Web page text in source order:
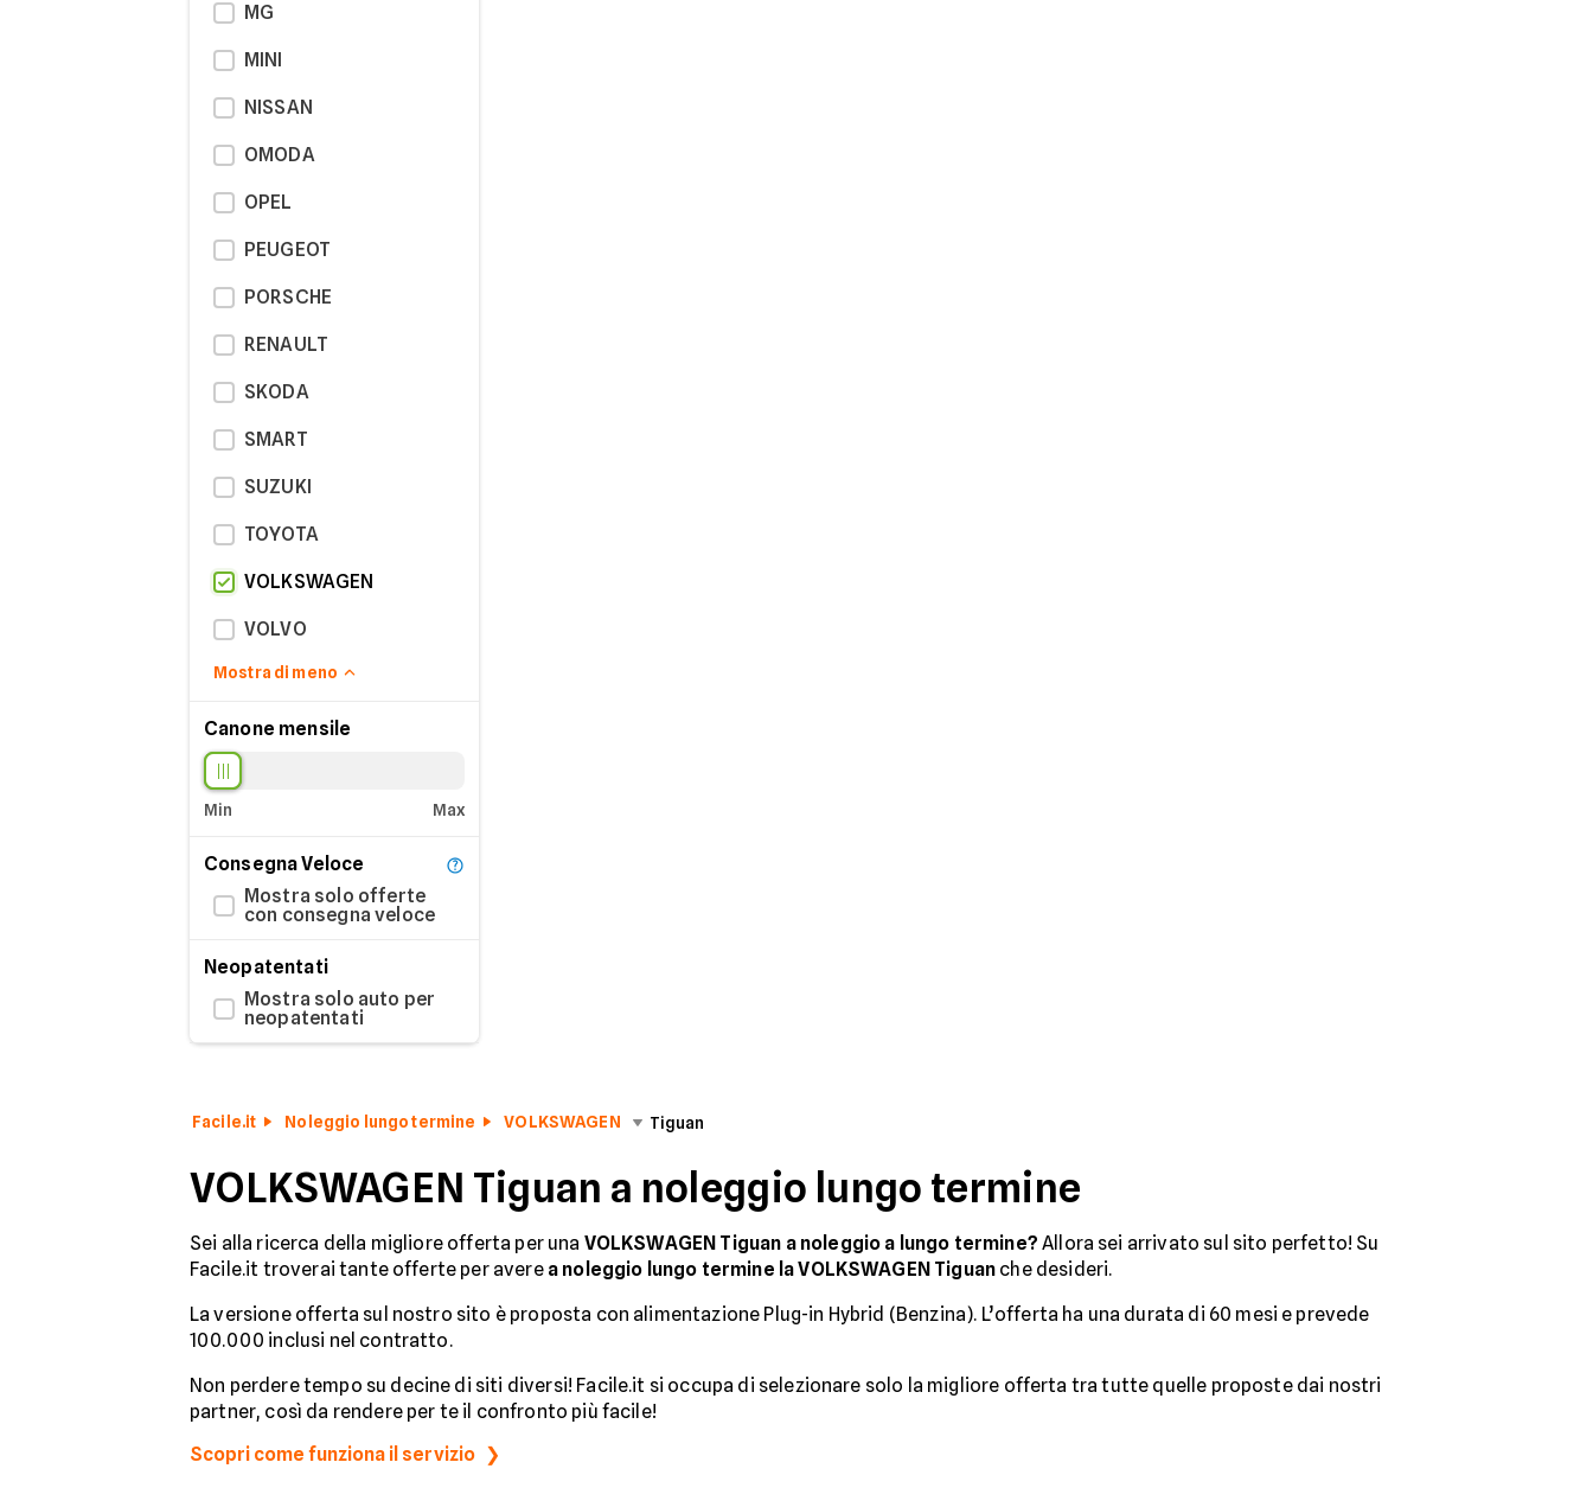
MG
MINI
NISSAN
OMODA
OPEL
PEUGEOT
PORSCHE
RENAULT
SKODA
SMART
SUZUKI
TOYOTA
VOLKSWAGEN
VOLVO
Mostra di meno
Canone mensile
Min Max
Consegna Veloce
Mostra solo offerte
con consegna veloce
Neopatentati
Mostra solo auto per
neopatentati
Facile.it Noleggio lungo termine VOLKSWAGEN Tiguan
VOLKSWAGEN Tiguan a noleggio lungo termine
Sei alla ricerca della migliore offerta per una VOLKSWAGEN Tiguan a noleggio a lungo termine? Allora sei arrivato sul sito perfetto! Su
Facile.it troverai tante offerte per avere a noleggio lungo termine la VOLKSWAGEN Tiguan che desideri.
La versione offerta sul nostro sito è proposta con alimentazione Plug-in Hybrid (Benzina). L’offerta ha una durata di 60 mesi e prevede
100.000 inclusi nel contratto.
Non perdere tempo su decine di siti diversi! Facile.it si occupa di selezionare solo la migliore offerta tra tutte quelle proposte dai nostri
partner, così da rendere per te il confronto più facile!
Scopri come funziona il servizio